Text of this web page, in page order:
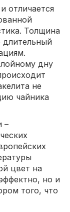
отличается
Толщина
длительный
дну
не
чайника
–
цвет на
но и
того, что